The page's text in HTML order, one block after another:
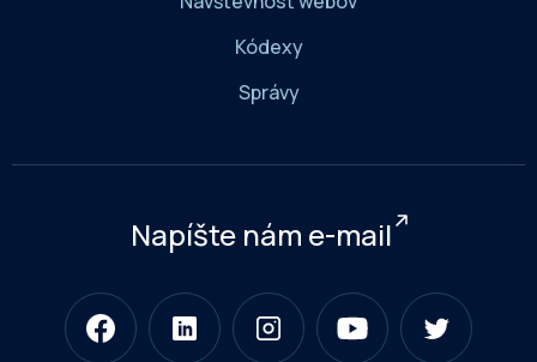
Kódexy
Správy
Napíšte nám e-mail